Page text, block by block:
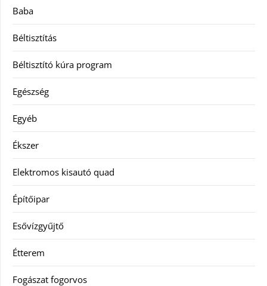
Baba
Béltisztítás
Béltisztító kúra program
Egészség
Egyéb
Ékszer
Elektromos kisautó quad
Építőipar
Esővízgyűjtő
Étterem
Fogászat fogorvos